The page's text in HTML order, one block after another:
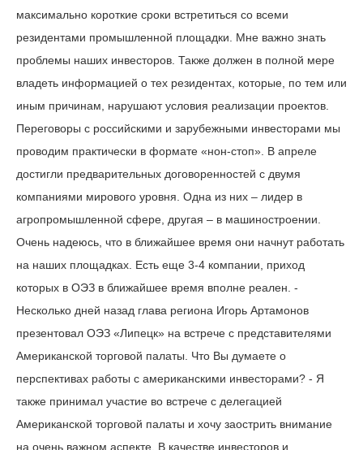
максимально короткие сроки встретиться со всеми
резидентами промышленной площадки. Мне важно знать
проблемы наших инвесторов. Также должен в полной мере
владеть информацией о тех резидентах, которые, по тем или
иным причинам, нарушают условия реализации проектов.
Переговоры с российскими и зарубежными инвесторами мы
проводим практически в формате «нон-стоп». В апреле
достигли предварительных договоренностей с двумя
компаниями мирового уровня. Одна из них – лидер в
агропромышленной сфере, другая – в машиностроении.
Очень надеюсь, что в ближайшее время они начнут работать
на наших площадках. Есть еще 3-4 компании, приход
которых в ОЭЗ в ближайшее время вполне реален. -
Несколько дней назад глава региона Игорь Артамонов
презентовал ОЭЗ «Липецк» на встрече с представителями
Американской торговой палаты. Что Вы думаете о
перспективах работы с американскими инвесторами? - Я
также принимал участие во встрече с делегацией
Американской торговой палаты и хочу заострить внимание
на очень важном аспекте. В качестве инвесторов и